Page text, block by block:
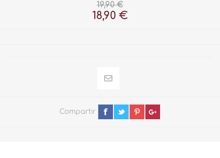
19,90 €
18,90 €
Compartir